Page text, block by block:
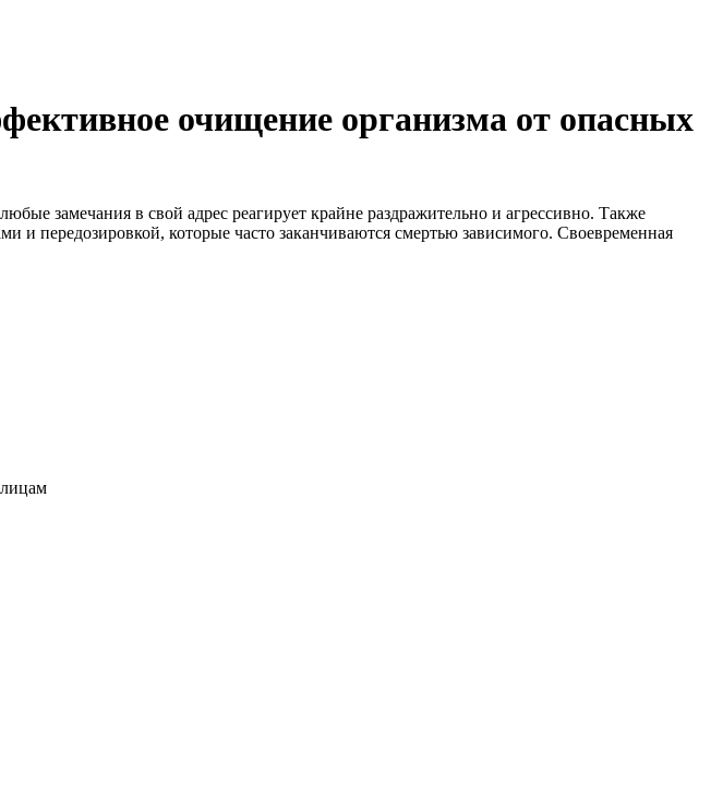
очищение организма от опасных
замечания в свой адрес реагирует крайне раздражительно и агрессивно. Также
и передозировкой, которые часто заканчиваются смертью зависимого. Своевременная